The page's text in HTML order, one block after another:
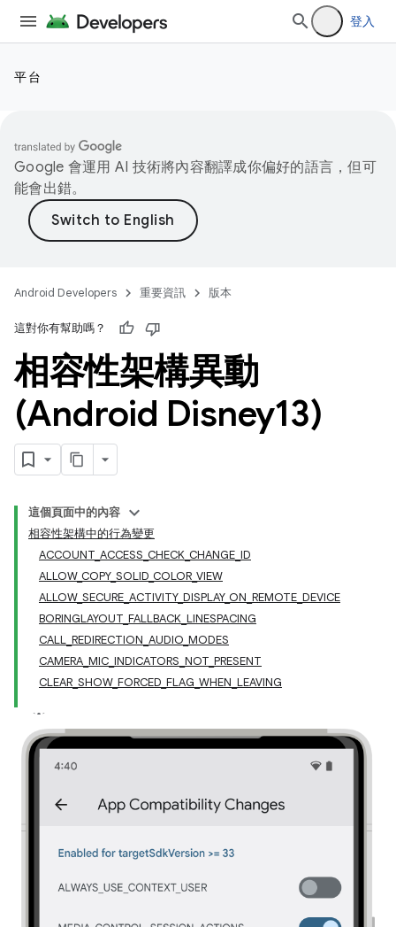
登入
平台
Google 會運用 AI 技術將內容翻譯成你偏好的語言，但可
能會出錯。
Android Developers 重要資訊 版本
這對你有幫助嗎？
相容性架構異動
(Android Disney13)
這個頁面中的內容
相容性架構中的行為變更
ACCOUNT_ACCESS_CHECK_CHANGE_ID
ALLOW_COPY_SOLID_COLOR_VIEW
ALLOW_SECURE_ACTIVITY_DISPLAY_ON_REMOTE_DEVICE
BORINGLAYOUT_FALLBACK_LINESPACING
CALL_REDIRECTION_AUDIO_MODES
CAMERA_MIC_INDICATORS_NOT_PRESENT
CLEAR_SHOW_FORCED_FLAG_WHEN_LEAVING